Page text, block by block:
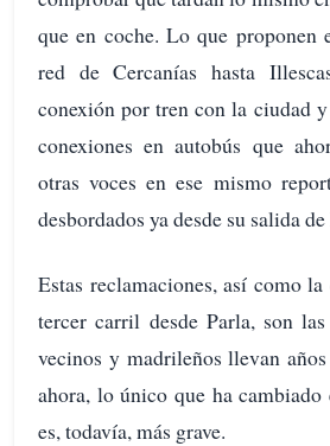
que en coche. Lo que proponen
red de Cercanías hasta
conexión por tren con la ciudad
conexiones en autobús que
otras voces en ese mismo
desbordados ya desde su salida
Estas reclamaciones, así como
tercer carril desde Parla, son
vecinos y madrileños llevan
ahora, lo único que ha
es, todavía, más grave.